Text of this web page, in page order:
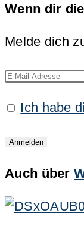
Wenn dir
Melde dich
Ich habe
Auch über